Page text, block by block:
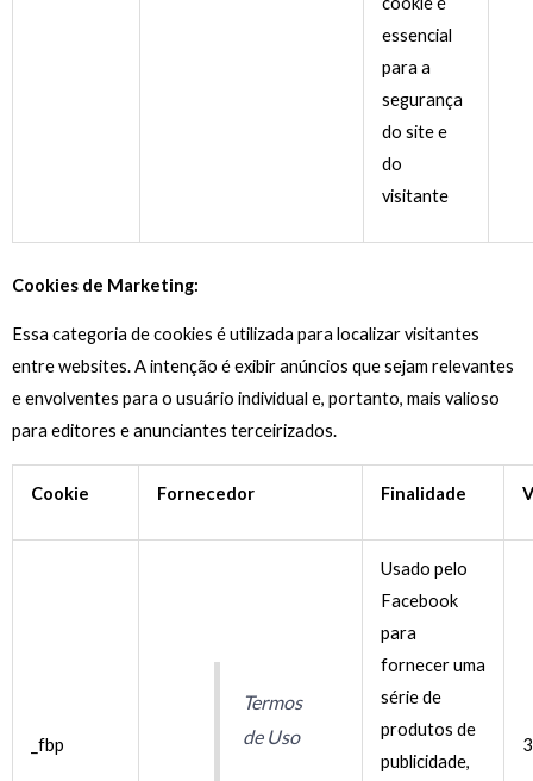
essencial
para a
segurança
do site e
do
visitante
Cookies de Marketing:
Essa categoria de cookies é utilizada para localizar visitantes
entre websites. A intenção é exibir anúncios que sejam relevantes
e envolventes para o usuário individual e, portanto, mais valioso
para editores e anunciantes terceirizados.
Cookie Fornecedor Finalidade
_fbp
Termos
de Uso
Usado pelo
Facebook
para
fornecer uma
série de
produtos de
publicidade,